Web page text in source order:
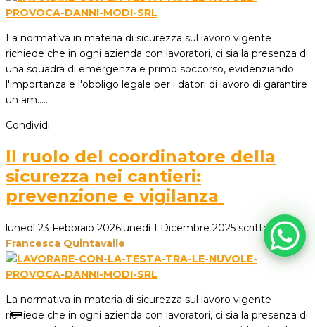
La normativa in materia di sicurezza sul lavoro vigente
richiede che in ogni azienda con lavoratori, ci sia la presenza di
una squadra di emergenza e primo soccorso, evidenziando
l'importanza e l'obbligo legale per i datori di lavoro di garantire
un am...…
Condividi
Il ruolo del coordinatore della
sicurezza nei cantieri:
prevenzione e vigilanza
lunedì 23 Febbraio 2026lunedì 1 Dicembre 2025 scritto da
Francesca Quintavalle
La normativa in materia di sicurezza sul lavoro vigente
richiede che in ogni azienda con lavoratori, ci sia la presenza di